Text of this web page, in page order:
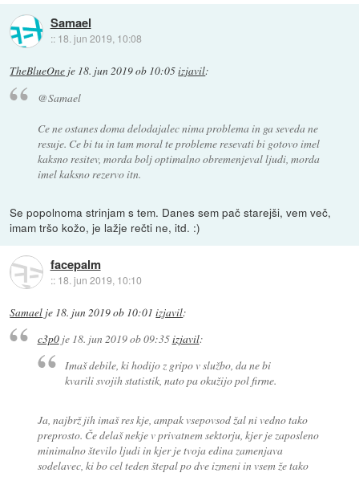
Samael
:: 18. jun 2019, 10:08
TheBlueOne je 18. jun 2019 ob 10:05izjavil:
@Samael
Ce ne ostanes doma delodajalec nima problema in ga seveda ne
resuje. Ce bi tu in tam moral te probleme resevati bi gotovo imel
kaksno resitev, morda bolj optimalno obremenjeval ljudi, morda
imel kaksno rezervo itn.
Se popolnoma strinjam s tem. Danes sem pač starejši, vem več,
imam tršo kožo, je lažje rečti ne, itd. :)
facepalm
:: 18. jun 2019, 10:10
Samael je 18. jun 2019 ob 10:01 izjavil:
c3p0je 18. jun 2019 ob 09:35izjavil:
Imaš debile, ki hodijo z gripo v službo, da ne bi
kvarili svojih statistik, nato pa okužijo pol firme.
Ja, najbrž jih imaš res kje, ampak vsepovsod žal ni vedno tako
preprosto. Če delaš nekje v privatnem sektorju, kjer je zaposleno
minimalno število ljudi in kjer je tvoja edina zamenjava
sodelavec, ki bo cel teden štepal po dve izmeni in vsem že tako